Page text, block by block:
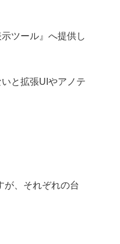
ツール』へ提供し
と拡張UIやアノテ
が、それぞれの台